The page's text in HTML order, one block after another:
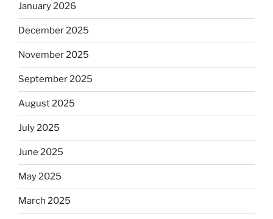
January 2026
December 2025
November 2025
September 2025
August 2025
July 2025
June 2025
May 2025
March 2025